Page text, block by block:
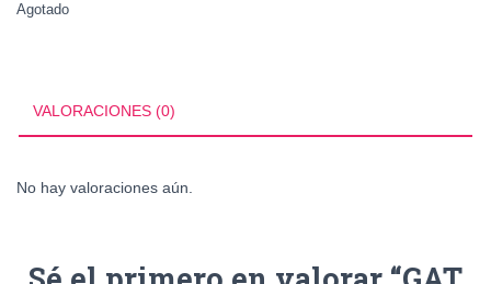
Agotado
VALORACIONES (0)
No hay valoraciones aún.